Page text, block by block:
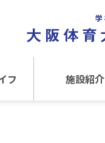
フ 施設紹介